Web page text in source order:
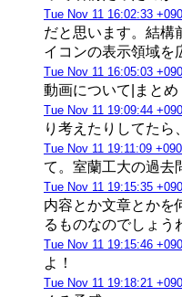
Tue Nov 11 16:02:33
だと思います。結構
イコンの表示領域を
Tue Nov 11 16:05:03
動画について|まとめ
Tue Nov 11 19:09:44
り考えたりしてたら
Tue Nov 11 19:11:09
て。室蘭工大の過去
Tue Nov 11 19:15:35
内容とか文章とかを
るものなのでしょう
Tue Nov 11 19:15:46
よ！
Tue Nov 11 19:18:21